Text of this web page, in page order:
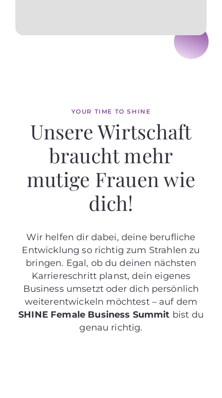
YOUR TIME TO SHINE
Unsere Wirtschaft
braucht mehr
mutige Frauen wie
dich!
Wir helfen dir dabei, deine berufliche
Entwicklung so richtig zum Strahlen zu
bringen. Egal, ob du deinen nächsten
Karriereschritt planst, dein eigenes
Business umsetzt oder dich persönlich
weiterentwickeln möchtest – auf dem
SHINE Female Business Summit bist du
genau richtig.